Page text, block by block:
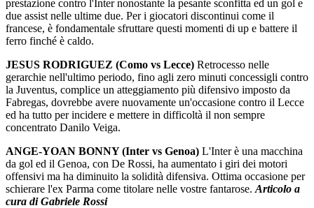
prestazione contro l'Inter nonostante la pesante sconfitta ed un gol e
due assist nelle ultime due. Per i giocatori discontinui come il
francese, è fondamentale sfruttare questi momenti di up e battere il
ferro finché è caldo.
JESUS RODRIGUEZ (Como vs Lecce) Retrocesso nelle
gerarchie nell'ultimo periodo, fino agli zero minuti concessigli contro
la Juventus, complice un atteggiamento più difensivo imposto da
Fabregas, dovrebbe avere nuovamente un'occasione contro il Lecce
ed ha tutto per incidere e mettere in difficoltà il non sempre
concentrato Danilo Veiga.
ANGE-YOAN BONNY (Inter vs Genoa) L'Inter è una macchina
da gol ed il Genoa, con De Rossi, ha aumentato i giri dei motori
offensivi ma ha diminuito la solidità difensiva. Ottima occasione per
schierare l'ex Parma come titolare nelle vostre fantarose. Articolo a
cura di Gabriele Rossi